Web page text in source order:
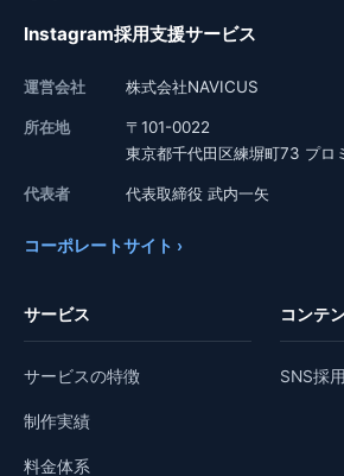
Instagram採用支援サービス
運営会社 株式会社NAVICUS
所在地
〒101-0022
東京都千代田区練塀町73 プロ
代表者 代表取締役 武内一矢
コーポレートサイト ›
サービス
サービスの特徴
制作実績
料金体系
コンテ
SNS採